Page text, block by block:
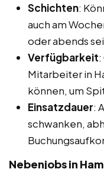
Schichten:
auch am
oder abends
Verfügbarkeit
Mitarbeiter in
können, um
Einsatzdauer:
schwanken,
Nebenjobs in